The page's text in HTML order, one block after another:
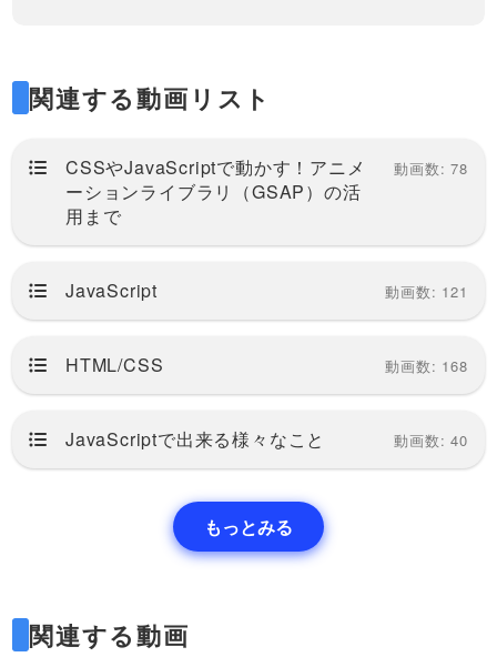
関連する動画リスト
CSSやJavaScriptで動かす！アニメ
ーションライブラリ（GSAP）の活
用まで
動画数: 78
JavaScript 動画数: 121
HTML/CSS 動画数: 168
JavaScriptで出来る様々なこと 動画数: 40
もっとみる
関連する動画